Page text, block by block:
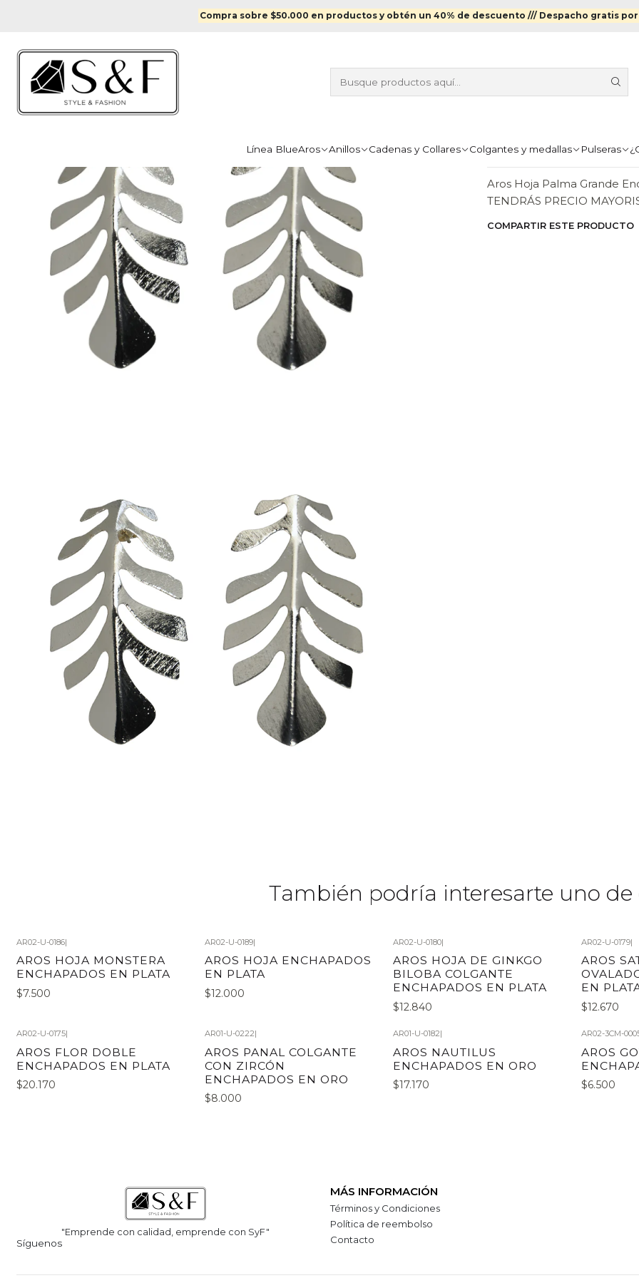
Línea BlueAros Anillos Cadenas y Collares Colgantes y medallas Pulseras
Compra sobre $50.000 en productos y obtén un 40% de descuento /// Despacho gratis
Inicio Aros Aros Enchapados en Plata Aros Hoja Palma Grande
AROS HOJA
DESCRIPCIÓN
Aros Hoja Palma Grande
TENDRÁS PRECIO
COMPARTIR ESTE PRODUCTO
También podría interesarte uno de
AR02-U-0186|
AROS HOJA MONSTERA
ENCHAPADOS EN PLATA
$7.500
AR02-U-0189|
AROS HOJA ENCHAPADOS
EN PLATA
$12.000
AR02-U-0180|
AROS HOJA DE GINKGO
BILOBA COLGANTE
ENCHAPADOS EN PLATA
$12.840
AR02-U-0179|
AROS
EN
$12.670
AR02-U-0175|
AROS FLOR DOBLE
ENCHAPADOS EN PLATA
$20.170
AR01-U-0222|
AROS PANAL COLGANTE
CON ZIRCÓN
ENCHAPADOS EN ORO
$8.000
AR01-U-0182|
AROS NAUTILUS
ENCHAPADOS EN ORO
$17.170
AR02-3CM-
AROS
$6.500
"Emprende con calidad, emprende con SyF"
Síguenos
MÁS INFORMACIÓN
Términos y Condiciones
Política de reembolso
Contacto